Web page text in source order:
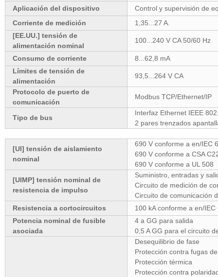
Aplicación del dispositivo
Control y supervisión de
Corriente de medición
1,35...27 A.
[EE.UU.] tensión de
alimentación nominal
100...240 V CA 50/60 Hz
Consumo de corriente
8...62,8 mA
Límites de tensión de
alimentación
93,5...264 V CA
Protocolo de puerto de
comunicación
Modbus TCP/Ethernet/IP
Tipo de bus
Interfaz Ethernet IEEE
2 pares trenzados
[UI] tensión de aislamiento
nominal
690 V conforme a en/IEC
690 V conforme a CSA
690 V conforme a UL 508
[UIMP] tensión nominal de
resistencia de impulso
Suministro, entradas y
Circuito de medición de
Circuito de comunicación
Resistencia a cortocircuitos
100 kA conforme a en/
Potencia nominal de fusible
asociada
4 a GG para salida
0,5 A GG para el circuito
Desequilibrio de fase
Protección contra fugas
Protección térmica
Protección contra